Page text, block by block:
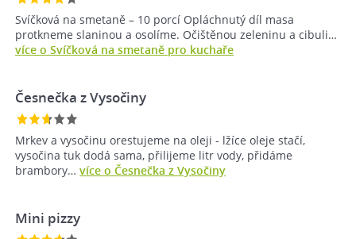
Svíčková na smetaně – 10 porcí Opláchnutý díl masa
protkneme slaninou a osolíme. Očištěnou zeleninu a cibuli…
více o Svíčková na smetaně pro kuchaře
Česnečka z Vysočiny
Mrkev a vysočinu orestujeme na oleji - lžíce oleje stačí,
vysočina tuk dodá sama, přilijeme litr vody, přidáme
brambory… více o Česnečka z Vysočiny
Mini pizzy